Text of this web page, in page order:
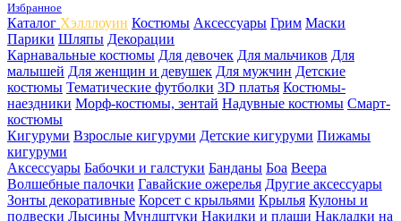
Избранное
Каталог Хэлллоуин Костюмы Аксессуары Грим Маски
Парики Шляпы Декорации
Карнавальные костюмы Для девочек Для мальчиков Для
малышей Для женщин и девушек Для мужчин Детские
костюмы Тематические футболки 3D платья Костюмы-
наездники Морф-костюмы, зентай Надувные костюмы Смарт-
костюмы
Кигуруми Взрослые кигуруми Детские кигуруми Пижамы
кигуруми
Аксессуары Бабочки и галстуки Банданы Боа Веера
Волшебные палочки Гавайские ожерелья Другие аксессуары
Зонты декоративные Корсет с крыльями Крылья Кулоны и
подвески Лысины Мундштуки Накидки и плащи Накладки на